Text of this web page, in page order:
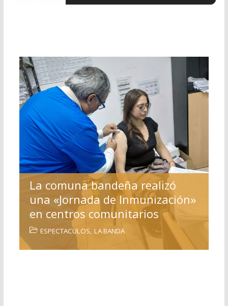
La comuna bandeña realizó
una «Jornada de Inmunización»
en centros comunitarios
ESPECTACULOS, LA BANDA